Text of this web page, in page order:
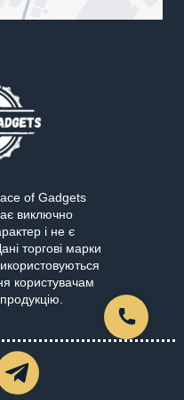
of Gadgets
виключно
і не є
торгові марки
користувачам